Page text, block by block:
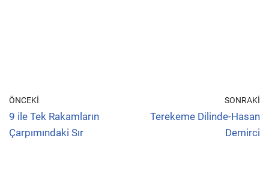
ÖNCEKI
9 ile Tek Rakamların
Çarpımındaki Sır
SONRAKI
Terekeme Dilinde-Hasan
Demirci